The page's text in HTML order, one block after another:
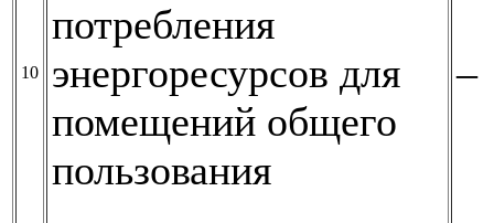
10
потребления
энергоресурсов для
помещений общего
пользования
–